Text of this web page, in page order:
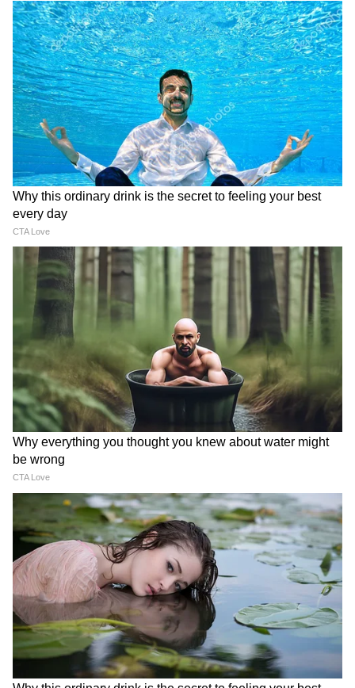
5
6
Image Credit :X
তবে আসল পরীক্ষাটি হবে তখন, যখন দেখা যাবে
অবসরকালীন সঞ্চয়ের নিরাপত্তা যাতে ক্ষুণ্ণ না হয়,
সেজন্য কী ধরনের প্রমাণীকরণ (authentication)
ও জালিয়াতি-প্রতিরোধক সুরক্ষা ব্যবস্থা কার্যকর
করা হচ্ছে।
6
Image Credit :
অন্যান্য গুরুত্বপূর্ণ পরিবর্তনের পাশাপাশি, সরকার
পিএফ ক্লেমের ক্ষেত্রে 'অটো-সেটেলমেন্ট' বা
স্বয়ংক্রিয় নিষ্পত্তির সীমা ১ লক্ষ টাকা থেকে
বাড়িয়ে ৫ লক্ষ টাকা করেছে। এছাড়া, সদস্যরা
একাধিক নথির ওপর নির্ভর না করে 'উমাং'
(UMANG) অ্যাপের মাধ্যমে 'ফেস অথেন্টিকেশন
টেকনোলজি' বা মুখমণ্ডল শনাক্তকরণ প্রযুক্তি
(FAT) ব্যবহার করে নিজেদের পরিচয় যাচাই করতে